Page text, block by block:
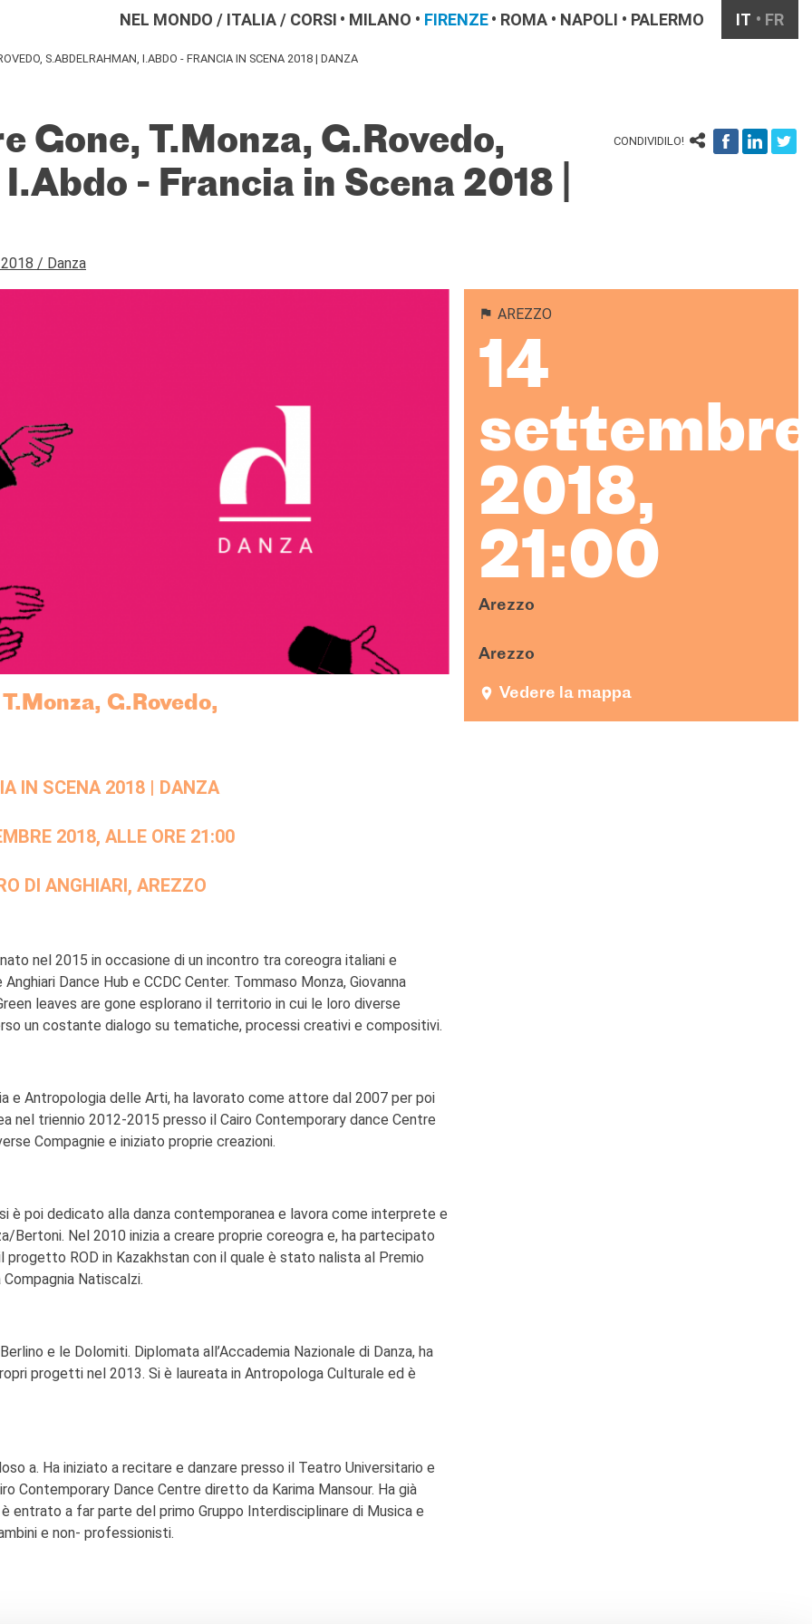
NEL MONDO / ITALIA/ CORSI MILANO FIRENZE ROMA NAPOLI PALERMO IT FR
S.ABDELRAHMAN, I.ABDO - FRANCIA IN SCENA 2018 | DANZA
Gone, T.Monza, G.Rovedo,
- Francia in Scena 2018 |
CONDIVIDILO!
/ Danza
G.Rovedo,
IN SCENA 2018 | DANZA
2018, ALLE ORE 21:00
DI ANGHIARI, AREZZO
nel 2015 in occasione di un incontro tra coreogra italiani e
Dance Hub e CCDC Center. Tommaso Monza, Giovanna
leaves are gone esplorano il territorio in cui le loro diverse
un costante dialogo su tematiche, processi creativi e compositivi.
e Antropologia delle Arti, ha lavorato come attore dal 2007 per poi
nel triennio 2012-2015 presso il Cairo Contemporary dance Centre
Compagnie e iniziato proprie creazioni.
è poi dedicato alla danza contemporanea e lavora come interprete e
Bertoni. Nel 2010 inizia a creare proprie coreogra e, ha partecipato
ROD in Kazakhstan con il quale è stato nalista al Premio
Natiscalzi.
e le Dolomiti. Diplomata all’Accademia Nazionale di Danza, ha
progetti nel 2013. Si è laureata in Antropologa Culturale ed è
a. Ha iniziato a recitare e danzare presso il Teatro Universitario e
Contemporary Dance Centre diretto da Karima Mansour. Ha già
entrato a far parte del primo Gruppo Interdisciplinare di Musica e
e non- professionisti.
AREZZO
14
settembre
2018,
21:00
Arezzo
Arezzo
Vedere la mappa